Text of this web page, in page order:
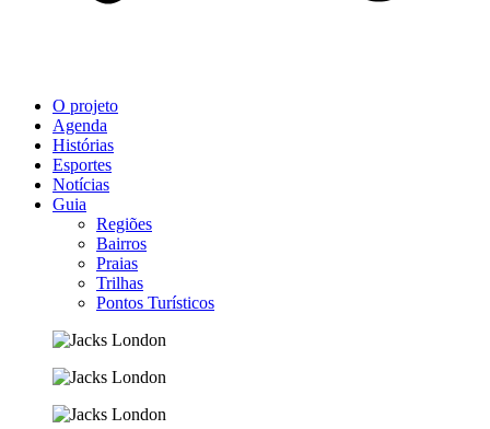
O projeto
Agenda
Histórias
Esportes
Notícias
Guia
Regiões
Bairros
Praias
Trilhas
Pontos Turísticos